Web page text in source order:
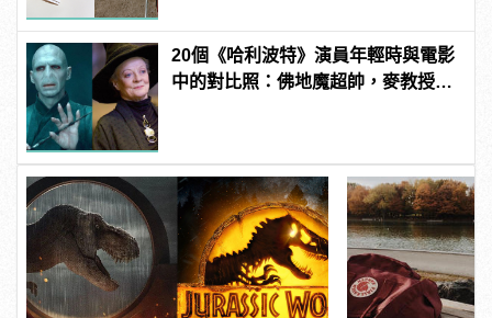
20個《哈利波特》演員年輕時與電影
中的對比照：佛地魔超帥，麥教授根